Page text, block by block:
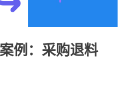
例：采购退料